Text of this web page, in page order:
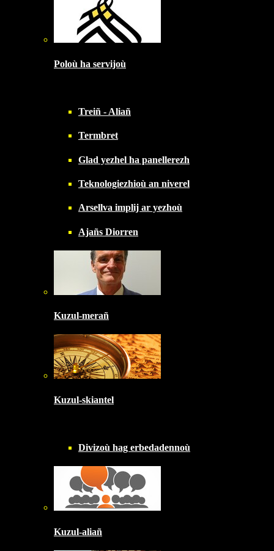
Poloù ha servijoù
Treiñ - Aliañ
Termbret
Glad yezhel ha panellerezh
Teknologiezhioù an niverel
Arsellva implij ar yezhoù
Ajañs Diorren
Kuzul-merañ
Kuzul-skiantel
Divizoù hag erbedadennoù
Kuzul-aliañ